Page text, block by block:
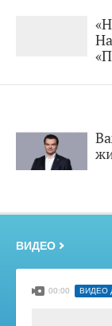
ВИДЕО
00:00 ВИДЕО